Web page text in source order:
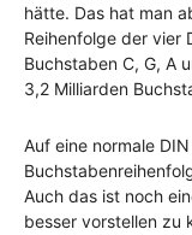
hätte. Das hat man
Reihenfolge der vier
Buchstaben C, G, A
3,2 Milliarden
Auf eine normale
Auch das ist noch
besser vorstellen zu